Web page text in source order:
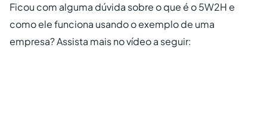
Ficou com alguma dúvida sobre o que é o 5W2H e
como ele funciona usando o exemplo de uma
empresa? Assista mais no vídeo a seguir: